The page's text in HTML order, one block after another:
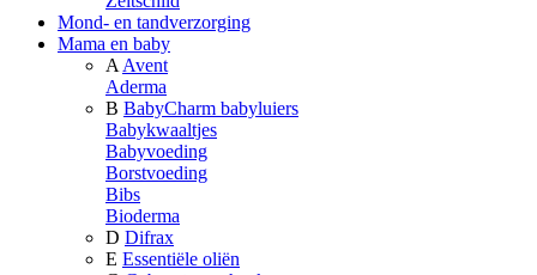
Mond- en tandverzorging
Mama en baby
A Avent
Aderma
B BabyCharm babyluiers
Babykwaaltjes
Babyvoeding
Borstvoeding
Bibs
Bioderma
D Difrax
E Essentiële oliën